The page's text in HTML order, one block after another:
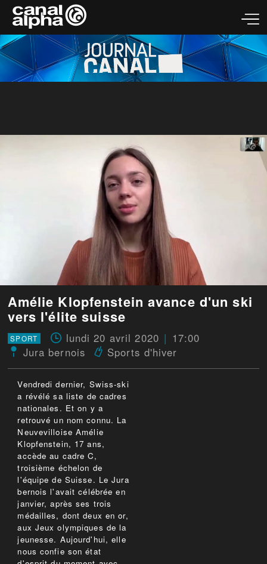
Amélie Klopfenstein avance d'un ski
vers l'élite suisse
SPORT lundi 20 avril 2020
17:00
Jura bernois
Sports d'hiver
Vendredi dernier, Swiss-ski
a révélé sa liste de cadres
nationales. Et on y a
retrouvé un nom connu. La
Neuvevilloise Amélie
Klopfenstein, 17 ans,
accède au cadre C,
troisième échelon de
l'équipe de Suisse. Le Jura
bernois l'avait célébrée en
janvier, après ses trois
médailles, dont deux en or,
aux Jeux olympiques de la
jeunesse. Aujourd'hui, elle
nous confie son état